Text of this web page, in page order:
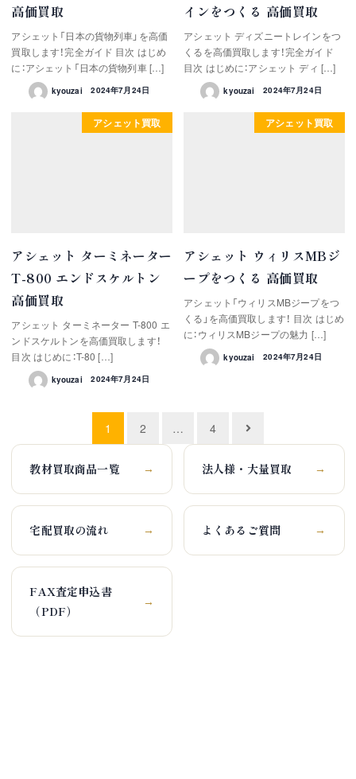
高価買取
アシェット「日本の貨物列車」を高価
買取します！完全ガイド 目次 はじめ
に：アシェット「日本の貨物列車 […]
kyouzai 2024年7月24日
インをつくる 高価買取
アシェット ディズニートレインをつ
くるを高価買取します！完全ガイド
目次 はじめに：アシェット ディ […]
kyouzai 2024年7月24日
アシェット買取
アシェット ターミネーター
T-800 エンドスケルトン
高価買取
アシェット ターミネーター T-800 エ
ンドスケルトンを高価買取します！
目次 はじめに：T-80 […]
kyouzai 2024年7月24日
アシェット買取
アシェット ウィリスMBジ
ープをつくる 高価買取
アシェット「ウィリスMBジープをつ
くる」を高価買取します！ 目次 はじめ
に：ウィリスMBジープの魅力 […]
kyouzai 2024年7月24日
稿
ビ
ー
シ
1 2 … 4
教材買取商品一覧 → 法人様・大量買取 →
宅配買取の流れ → よくあるご質問 →
FAX査定申込書
（PDF）
→